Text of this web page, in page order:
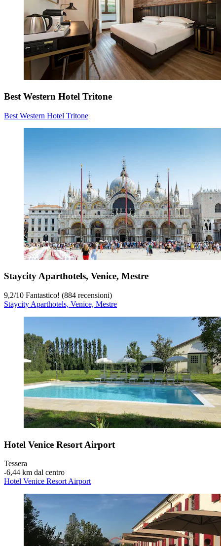
Best Western Hotel Tritone
Best Western Hotel Tritone
Staycity Aparthotels, Venice, Mestre
9,2/10 Fantastico! (884 recensioni)
Staycity Aparthotels, Venice, Mestre
Hotel Venice Resort Airport
Tessera
‐6,44 km dal centro
Hotel Venice Resort Airport